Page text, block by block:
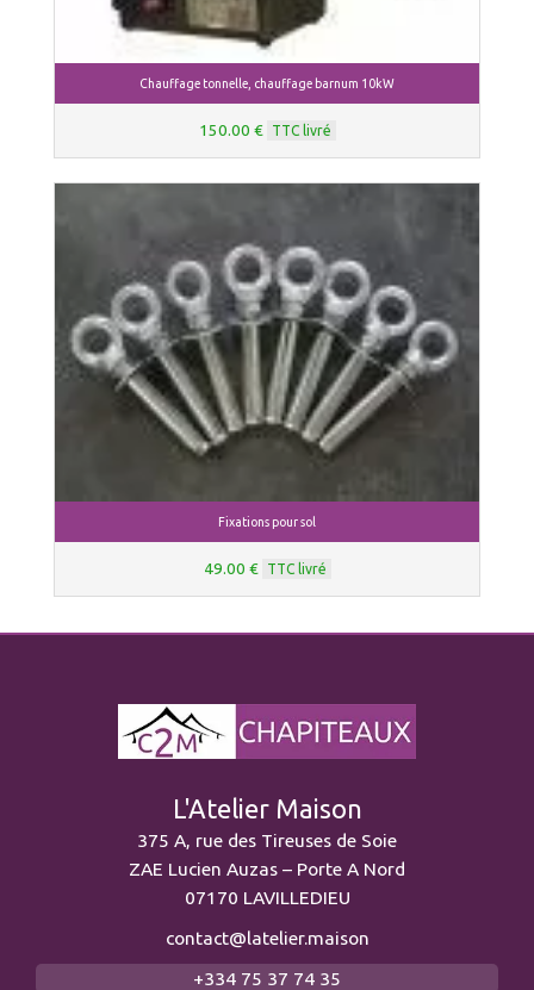
Chauffage tonnelle, chauffage barnum 10kW
150.00 € TTC livré
Fixations pour sol
49.00 € TTC livré
L'Atelier Maison
375 A, rue des Tireuses de Soie
ZAE Lucien Auzas – Porte A Nord
07170 LAVILLEDIEU
contact@latelier.maison
+334 75 37 74 35